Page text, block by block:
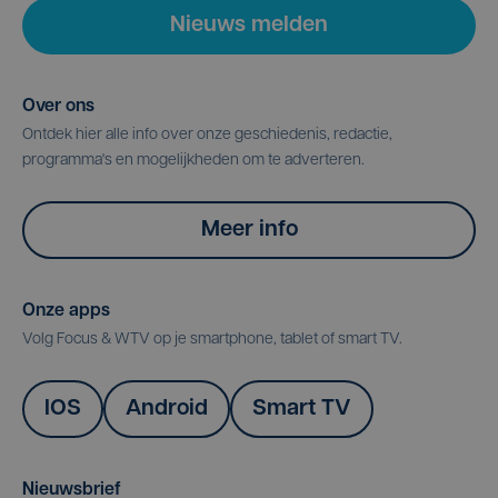
Nieuws melden
Over ons
Ontdek hier alle info over onze geschiedenis, redactie,
programma's en mogelijkheden om te adverteren.
Meer info
Onze apps
Volg Focus & WTV op je smartphone, tablet of smart TV.
IOS Android Smart TV
Nieuwsbrief